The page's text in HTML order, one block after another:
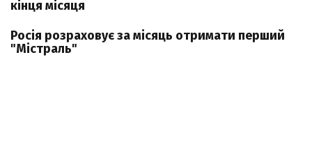
кінця місяця
Росія розраховує за місяць отримати перший
"Містраль"